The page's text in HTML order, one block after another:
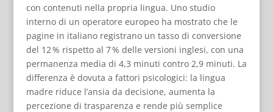
con contenuti nella propria lingua. Uno studio
interno di un operatore europeo ha mostrato che le
pagine in italiano registrano un tasso di conversione
del 12 % rispetto al 7 % delle versioni inglesi, con una
permanenza media di 4,3 minuti contro 2,9 minuti. La
differenza è dovuta a fattori psicologici: la lingua
madre riduce l’ansia da decisione, aumenta la
percezione di trasparenza e rende più semplice